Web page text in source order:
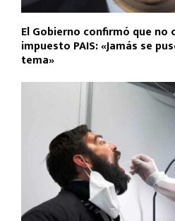
El Gobierno confirmó que
impuesto PAIS: «Jamás se
tema»